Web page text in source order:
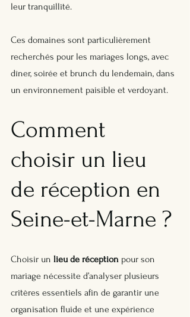
leur tranquillité.
Ces domaines sont particulièrement
recherchés pour les mariages longs, avec
dîner, soirée et brunch du lendemain, dans
un environnement paisible et verdoyant.
Comment
choisir un lieu
de réception en
Seine-et-Marne ?
Choisir un lieu de réception pour son
mariage nécessite d’analyser plusieurs
critères essentiels afin de garantir une
organisation fluide et une expérience